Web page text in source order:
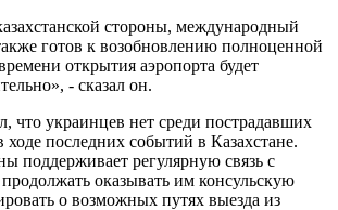
стороны, международный
готов к возобновлению полноценной
открытия аэропорта будет
- сказал он.
что украинцев нет среди пострадавших
последних событий в Казахстане.
поддерживает регулярную связь с
оказывать им консульскую
о возможных путях выезда из